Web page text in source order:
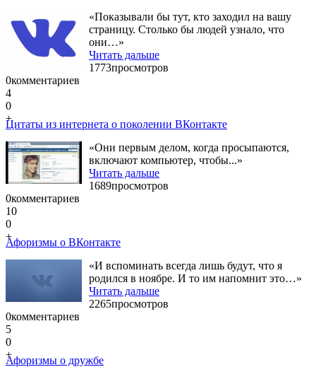
«Показывали бы тут, кто заходил на вашу
страницу. Столько бы людей узнало, что
они…»
Читать дальше
1773просмотров
0комментариев
4
0
+
Цитаты из интернета о поколении ВКонтакте
«Они первым делом, когда просыпаются,
включают компьютер, чтобы...»
Читать дальше
1689просмотров
0комментариев
10
0
+
Афоризмы о ВКонтакте
«И вспоминать всегда лишь будут, что я
родился в ноябре. И то им напомнит это…»
Читать дальше
2265просмотров
0комментариев
5
0
+
Афоризмы о дружбе